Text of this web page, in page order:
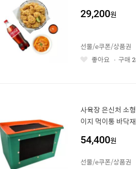
29,200원
좋
선물/e쿠폰/상품권
좋아요
구매
사육장 은신처 소
이지 먹이통 바닥재
54,400원
선물/e쿠폰/상품권